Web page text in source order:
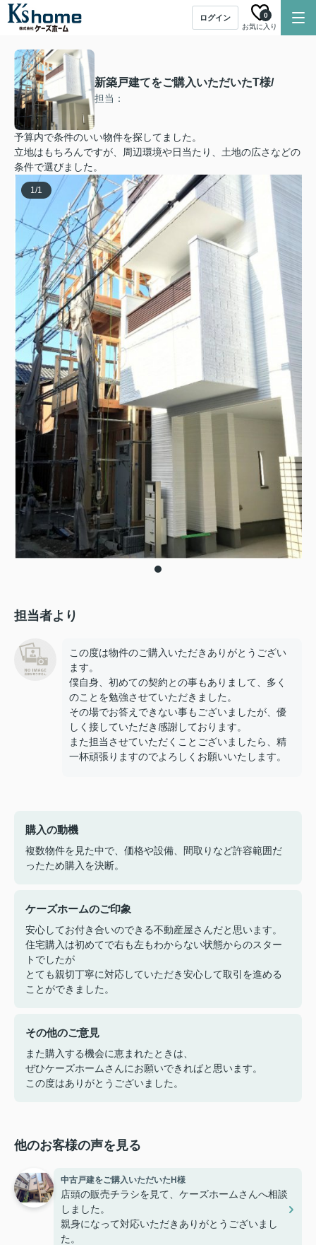
ログイン
お気に入り
0
新築戸建てをご購入いただいたT様/
担当：
予算内で条件のいい物件を探してました。
立地はもちろんですが、周辺環境や日当たり、土地の広さなどの
条件で選びました。
1/1
担当者より
この度は物件のご購入いただきありがとうござい
ます。
僕自身、初めての契約との事もありまして、多く
のことを勉強させていただきました。
その場でお答えできない事もございましたが、優
しく接していただき感謝しております。
また担当させていただくことございましたら、精
一杯頑張りますのでよろしくお願いいたします。
購入の動機
複数物件を見た中で、価格や設備、間取りなど許容範囲だ
ったため購入を決断。
ケーズホームのご印象
安心してお付き合いのできる不動産屋さんだと思います。
住宅購入は初めてで右も左もわからない状態からのスター
トでしたが
とても親切丁寧に対応していただき安心して取引を進める
ことができました。
その他のご意見
また購入する機会に恵まれたときは、
ぜひケーズホームさんにお願いできればと思います。
この度はありがとうございました。
他のお客様の声を見る
中古戸建をご購入いただいたH様
店頭の販売チラシを見て、ケーズホームさんへ相談
しました。
親身になって対応いただきありがとうございまし
た。